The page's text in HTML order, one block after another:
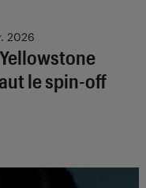
le spin-off
2026